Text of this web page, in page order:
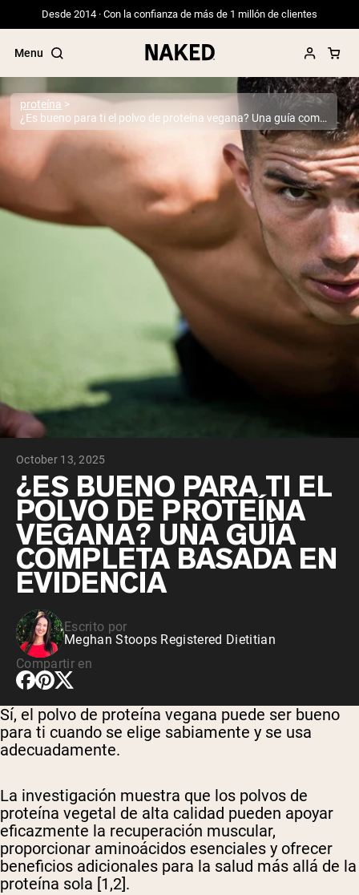
Desde 2014 · Con la confianza de más de 1 millón de clientes
Menu
Términos de Búsqueda Populares
”Overnight Oats“
”Vegan protein“
proteína
¿Es bueno para ti el polvo de proteína vegana? Una guía completa basada en evidencia
October 13, 2025
¿ES BUENO PARA TI EL
POLVO DE PROTEÍNA
VEGANA? UNA GUÍA
COMPLETA BASADA EN
EVIDENCIA
Escrito por
Meghan Stoops Registered Dietitian
Compartir en
Sí, el polvo de proteína vegana puede ser bueno
para ti cuando se elige sabiamente y se usa
adecuadamente.
La investigación muestra que los polvos de
proteína vegetal de alta calidad pueden apoyar
eficazmente la recuperación muscular,
proporcionar aminoácidos esenciales y ofrecer
beneficios adicionales para la salud más allá de la
proteína sola [1,2].